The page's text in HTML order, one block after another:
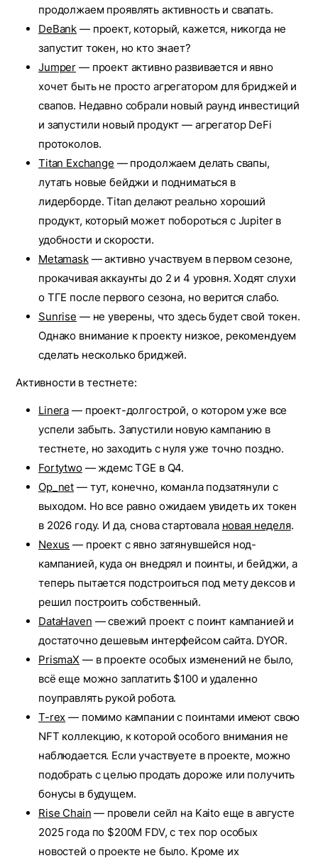
продолжаем проявлять активность и свапать.
DeBank — проект, который, кажется, никогда не
запустит токен, но кто знает?
Jumper — проект активно развивается и явно
хочет быть не просто агрегатором для бриджей и
свапов. Недавно собрали новый раунд инвестиций
и запустили новый продукт — агрегатор DeFi
протоколов.
Titan Exchange — продолжаем делать свапы,
лутать новые бейджи и подниматься в
лидерборде. Titan делают реально хороший
продукт, который может побороться с Jupiter в
удобности и скорости.
Metamask— активно участвуем в первом сезоне,
прокачивая аккаунты до 2 и 4 уровня. Ходят слухи
о ТГЕ после первого сезона, но верится слабо.
Sunrise — не уверены, что здесь будет свой токен.
Однако внимание к проекту низкое, рекомендуем
сделать несколько бриджей.
Активности в тестнете:
Linera — проект-долгострой, о котором уже все
успели забыть. Запустили новую кампанию в
тестнете, но заходить с нуля уже точно поздно.
Fortytwo— ждемс TGE в Q4.
Op_net — тут, конечно, команла подзатянули с
выходом. Но все равно ожидаем увидеть их токен
в 2026 году. И да, снова стартовала новая неделя.
Nexus — проект с явно затянувшейся нод-
кампанией, куда он внедрял и поинты, и бейджи, а
теперь пытается подстроиться под мету дексов и
решил построить собственный.
DataHaven — свежий проект с поинт кампанией и
достаточно дешевым интерфейсом сайта. DYOR.
PrismaX — в проекте особых изменений не было,
всё еще можно заплатить $100 и удаленно
поуправлять рукой робота.
T-rex — помимо кампании с поинтами имеют свою
NFT коллекцию, к которой особого внимания не
наблюдается. Если участвуете в проекте, можно
подобрать с целью продать дороже или получить
бонусы в будущем.
Rise Chain — провели сейл на Kaito еще в августе
2025 года по $200M FDV, с тех пор особых
новостей о проекте не было. Кроме их